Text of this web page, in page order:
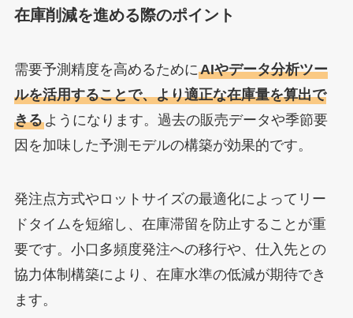
在庫削減を進める際のポイント
需要予測精度を高めるためにAIやデータ分析ツー
ルを活用することで、より適正な在庫量を算出で
きるようになります。過去の販売データや季節要
因を加味した予測モデルの構築が効果的です。
発注点方式やロットサイズの最適化によってリー
ドタイムを短縮し、在庫滞留を防止することが重
要です。小口多頻度発注への移行や、仕入先との
協力体制構築により、在庫水準の低減が期待でき
ます。